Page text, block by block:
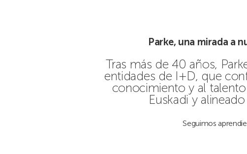
Parke, una mirada a
Tras más de 40 años,
entidades de I+D, que
conocimiento y al talento
Euskadi y
Seguimos